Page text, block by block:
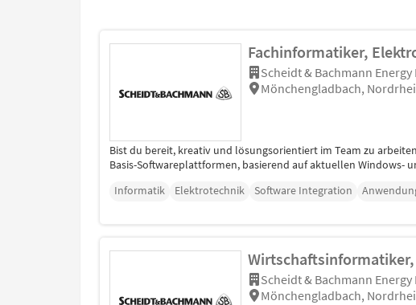
Fachinformatiker,
Scheidt & Bachmann
Mönchengladbach,
Bist du bereit, kreativ und lösungsorientiert im Team zu
Basis-Softwareplattformen, basierend auf aktuellen Windows-
Informatik
Elektrotechnik Software Integration
Scheidt & Bachmann
Mönchengladbach,